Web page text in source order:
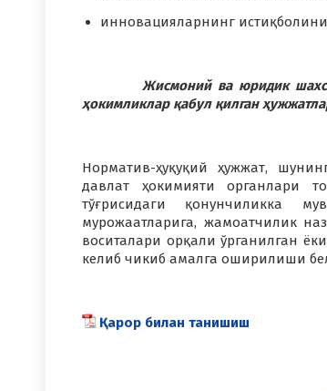
инновацияларнинг истиқболини
Жисмоний ва юридик
ҳокимликлар қабул қилган
Норматив-ҳуқуқий ҳужжат,
давлат ҳокимияти органлари
тўғрисидаги қонунчиликка
мурожаатларига, жамоатчилик
воситалари орқали ўрганилган
келиб чикиб амалга оширилиши
Қарор билан танишиш